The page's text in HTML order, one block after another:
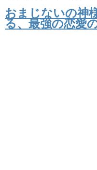
おまじないの神
る、最強の恋愛